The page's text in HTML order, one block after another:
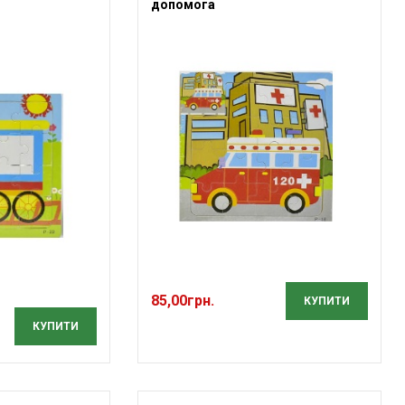
КУПИТИ
допомога
85,00грн. КУПИТИ